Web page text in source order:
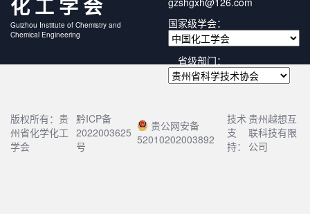
化工学会
Guizhou Institute of Chemistry and
Chemical Engineering
国家级学会：
省级部门：
版权所有：贵
州省化学化工
学会
黔ICP备
2022003625
号
贵公网安备
52010202003892
技术
支
持：
贵州越想互
联科技有限
公司